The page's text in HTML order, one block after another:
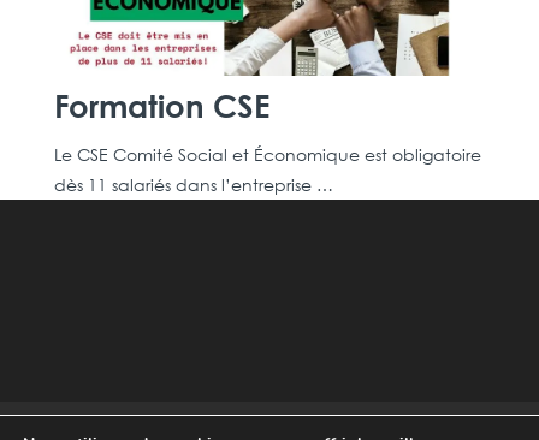
Formation CSE
Le CSE Comité Social et Économique est obligatoire
dès 11 salariés dans l’entreprise …
Mentions légales Politique de Confidentialité